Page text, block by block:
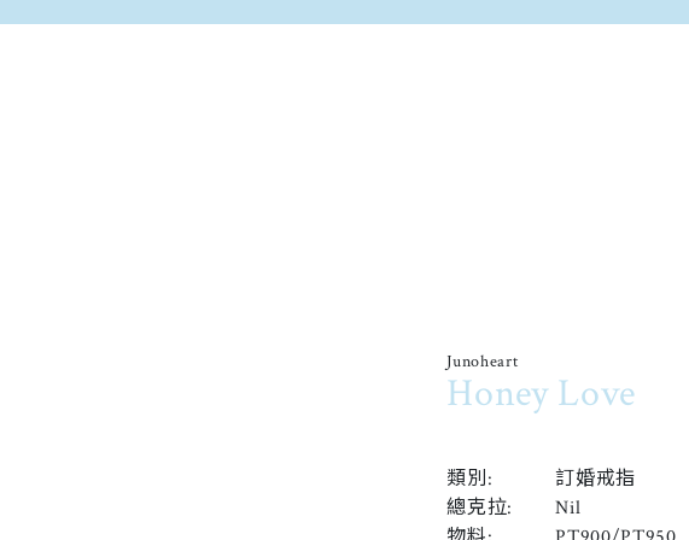
Junoheart
Honey Love
類別:
訂婚戒指
總克拉:
Nil